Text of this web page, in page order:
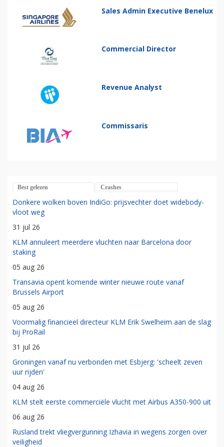
Sales Admin Executive Benelux
Commercial Director
Revenue Analyst
Commissaris
Best gelezen Crashes
Donkere wolken boven IndiGo: prijsvechter doet widebody-
vloot weg
31 jul 26
KLM annuleert meerdere vluchten naar Barcelona door
staking
05 aug 26
Transavia opent komende winter nieuwe route vanaf
Brussels Airport
05 aug 26
Voormalig financieel directeur KLM Erik Swelheim aan de slag
bij ProRail
31 jul 26
Groningen vanaf nu verbonden met Esbjerg: 'scheelt zeven
uur rijden'
04 aug 26
KLM stelt eerste commerciële vlucht met Airbus A350-900 uit
06 aug 26
Rusland trekt vliegvergunning Izhavia in wegens zorgen over
veiligheid